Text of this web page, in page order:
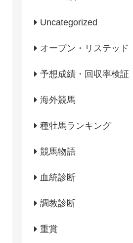
Uncategorized
オープン・リステッド
予想成績・回収率検証
海外競馬
種牡馬ランキング
競馬物語
血統診断
調教診断
重賞